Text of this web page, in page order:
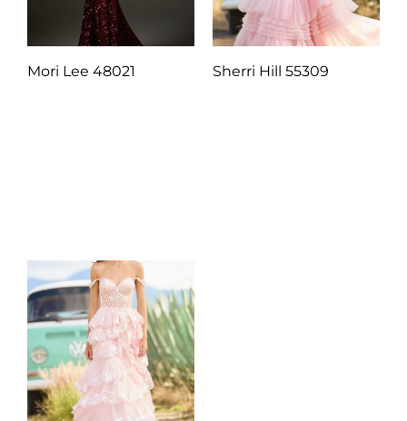
Mori Lee 48021 Sherri Hill 55309